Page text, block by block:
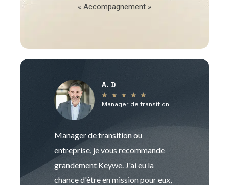
« Accompagnement »
A. D
★ ★ ★ ★ ★
Manager de transition
Manager de transition ou
entreprise, je vous recommande
grandement Keywe. J'ai eu la
chance d'être en mission pour eux,